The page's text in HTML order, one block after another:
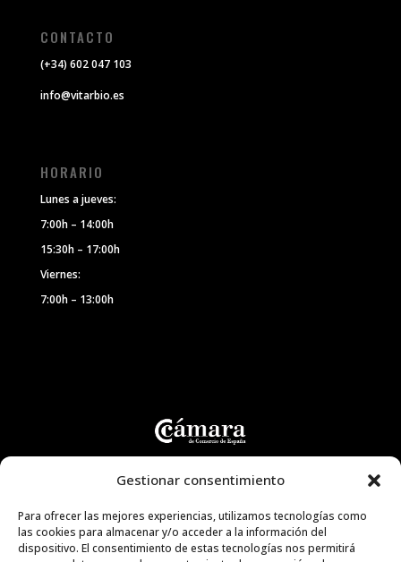
Gestionar consentimiento
Para ofrecer las mejores experiencias, utilizamos tecnologías como
las cookies para almacenar y/o acceder a la información del
dispositivo. El consentimiento de estas tecnologías nos permitirá
CONTACTO
(+34) 602 047 103
info@vitarbio.es
HORARIO
Lunes a jueves:
7:00h – 14:00h
15:30h – 17:00h
Viernes:
7:00h – 13:00h